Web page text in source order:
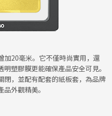
加20毫米。它不僅時尚實用，還
塑膠膜更能確保產品安全可見。
閉，並配有配套的紙板套，為品牌
外觀精美。